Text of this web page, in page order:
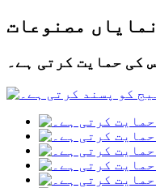
نمایاں مصنوعات